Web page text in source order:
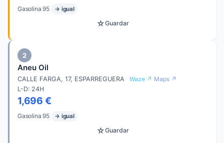
Gasolina 95 → igual
☆Guardar
2
Aneu Oil
CALLE FARGA, 17, ESPARREGUERA Waze ↗ Maps ↗
L-D: 24H
1,696 €
Gasolina 95 → igual
☆Guardar